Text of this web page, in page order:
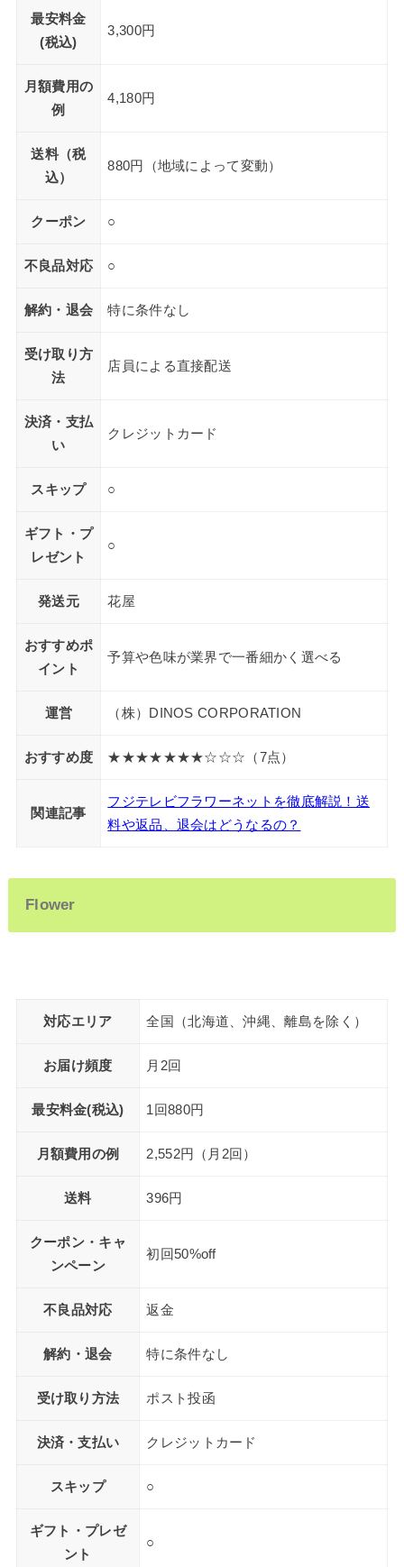
最安料金
(税込)
3,300円
月額費用の
例
4,180円
送料（税
込）
880円（地域によって変動）
クーポン ○
不良品対応 ○
解約・退会 特に条件なし
受け取り方
法
店員による直接配送
決済・支払
い
クレジットカード
スキップ ○
ギフト・プ
レゼント
○
発送元 花屋
おすすめポ
イント
予算や色味が業界で一番細かく選べる
運営 （株）DINOS CORPORATION
おすすめ度 ★★★★★★★☆☆☆（7点）
関連記事
フジテレビフラワーネットを徹底解説！送
料や返品、退会はどうなるの？
Flower
対応エリア 全国（北海道、沖縄、離島を除く）
お届け頻度 月2回
最安料金(税込) 1回880円
月額費用の例 2,552円（月2回）
送料 396円
クーポン・キャ
ンペーン
初回50%off
不良品対応 返金
解約・退会 特に条件なし
受け取り方法 ポスト投函
決済・支払い クレジットカード
スキップ ○
ギフト・プレゼ
ント
○